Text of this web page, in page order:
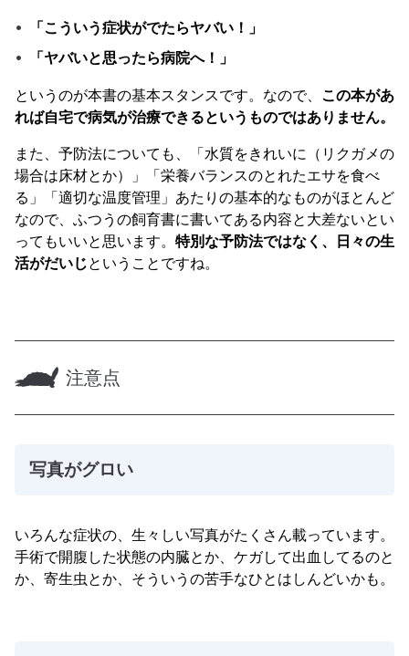
「こういう症状がでたらヤバい！」
「ヤバいと思ったら病院へ！」
というのが本書の基本スタンスです。なので、 この本があ
れば自宅で病気が治療できるというものではありません。
また、予防法についても、「水質をきれいに（リクガメの
場合は床材とか）」「栄養バランスのとれたエサを食べ
る」「適切な温度管理」あたりの基本的なものがほとんど
なので、ふつうの飼育書に書いてある内容と大差ないとい
ってもいいと思います。 特別な予防法ではなく、日々の生
活がだいじということですね。
注意点
写真がグロい
いろんな症状の、生々しい写真がたくさん載っています。
手術で開腹した状態の内臓とか、ケガして出血してるのと
か、寄生虫とか、そういうの苦手なひとはしんどいかも。